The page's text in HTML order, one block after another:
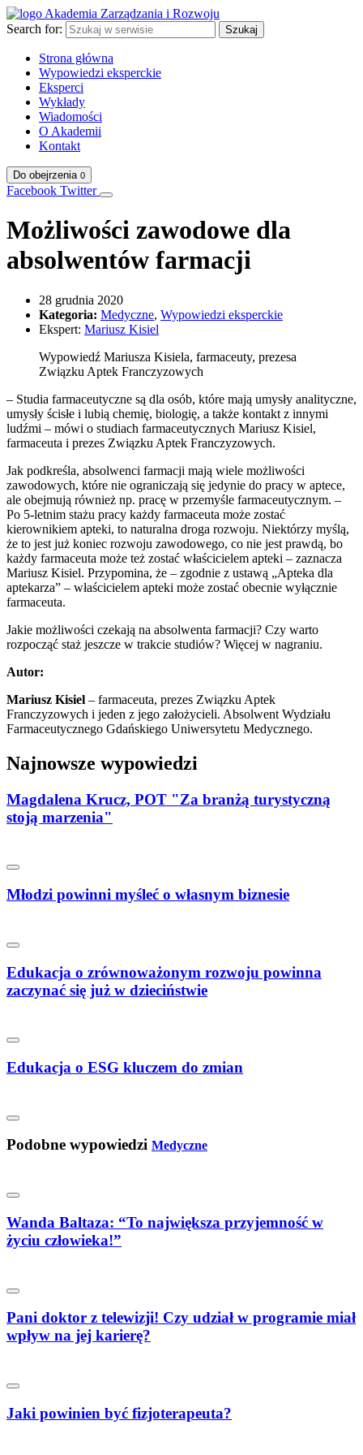
Search for: Szukaj
Strona główna
Wypowiedzi eksperckie
Eksperci
Wykłady
Wiadomości
O Akademii
Kontakt
Do obejrzenia 0
Facebook Twitter
Możliwości zawodowe dla
absolwentów farmacji
28 grudnia 2020
Kategoria: Medyczne, Wypowiedzi eksperckie
Ekspert: Mariusz Kisiel
Wypowiedź Mariusza Kisiela, farmaceuty, prezesa
Związku Aptek Franczyzowych
– Studia farmaceutyczne są dla osób, które mają umysły analityczne,
umysły ścisłe i lubią chemię, biologię, a także kontakt z innymi
ludźmi – mówi o studiach farmaceutycznych Mariusz Kisiel,
farmaceuta i prezes Związku Aptek Franczyzowych.
Jak podkreśla, absolwenci farmacji mają wiele możliwości
zawodowych, które nie ograniczają się jedynie do pracy w aptece,
ale obejmują również np. pracę w przemyśle farmaceutycznym. –
Po 5-letnim stażu pracy każdy farmaceuta może zostać
kierownikiem apteki, to naturalna droga rozwoju. Niektórzy myślą,
że to jest już koniec rozwoju zawodowego, co nie jest prawdą, bo
każdy farmaceuta może też zostać właścicielem apteki – zaznacza
Mariusz Kisiel. Przypomina, że – zgodnie z ustawą „Apteka dla
aptekarza” – właścicielem apteki może zostać obecnie wyłącznie
farmaceuta.
Jakie możliwości czekają na absolwenta farmacji? Czy warto
rozpocząć staż jeszcze w trakcie studiów? Więcej w nagraniu.
Autor:
Mariusz Kisiel – farmaceuta, prezes Związku Aptek
Franczyzowych i jeden z jego założycieli. Absolwent Wydziału
Farmaceutycznego Gdańskiego Uniwersytetu Medycznego.
Najnowsze wypowiedzi
Magdalena Krucz, POT "Za branżą turystyczną
stoją marzenia"
Młodzi powinni myśleć o własnym biznesie
Edukacja o zrównoważonym rozwoju powinna
zaczynać się już w dzieciństwie
Edukacja o ESG kluczem do zmian
Podobne wypowiedzi Medyczne
Wanda Baltaza: “To największa przyjemność w
życiu człowieka!”
Pani doktor z telewizji! Czy udział w programie miał
wpływ na jej karierę?
Jaki powinien być fizjoterapeuta?